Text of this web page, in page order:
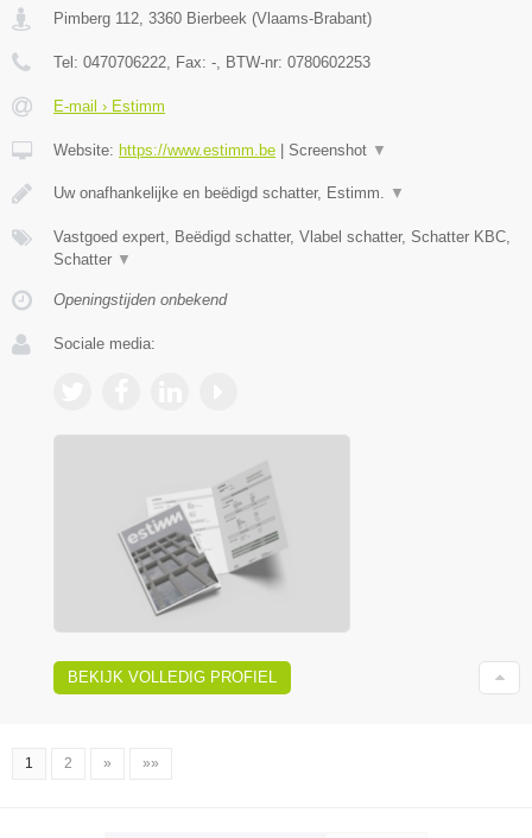
Pimberg 112 3360 Bierbeek (Vlaams-Brabant)
Tel: 0470706222 , Fax: - , BTW-nr: 0780602253
E-mail › Estimm
Website: https://www.estimm.be Screenshot ▼
Uw onafhankelijke en beëdigd schatter, Estimm. ▼
Vastgoed expert, Beëdigd schatter, Vlabel schatter, Schatter KBC,
Schatter ▼
Openingstijden onbekend
Sociale media:
BEKIJK VOLLEDIG PROFIEL
1 2 » »»